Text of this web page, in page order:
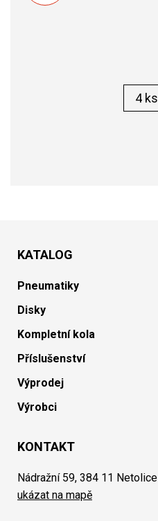
ks
KATALOG
Pneumatiky
Disky
Kompletní kola
Příslušenství
Výprodej
Výrobci
KONTAKT
Nádražní 59, 384 11 Netolice
ukázat na mapě